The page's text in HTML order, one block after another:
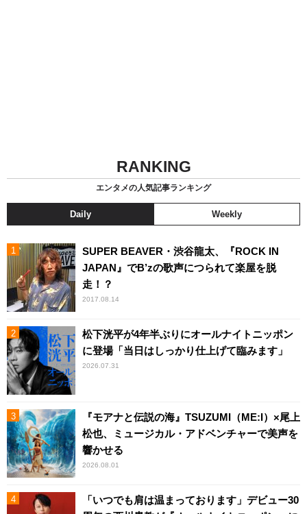
RANKING
エンタメの人気記事ランキング
Daily Weekly
SUPER BEAVER・渋谷龍太、『ROCK IN
JAPAN』でB’zの歌声につられて楽屋を脱
走！？
2017.08.14
松下洸平が4年半ぶりにオールナイトニッポン
に登場「当日はしっかり仕上げて臨みます」
2026.07.31
『モアナと伝説の海』TSUZUMI（ME:I）×尾上
松也、ミュージカル・アドベンチャーで美声を
響かせる
2026.08.01
「いつでも肩は温まっております」デビュー30